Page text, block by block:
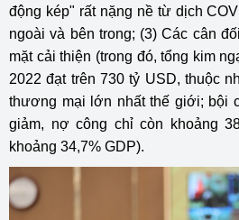
động kép" rất nặng nề từ dịch
ngoài và bên trong; (3) Các cân
mặt cải thiện (trong đó, tổng kim
2022 đạt trên 730 tỷ USD, thuộc
thương mại lớn nhất thế giới; bội
giảm, nợ công chỉ còn khoảng
khoảng 34,7% GDP).